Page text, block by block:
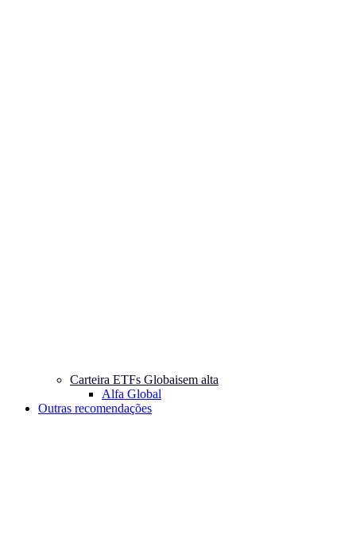
Carteira ETFs Globaisem alta
Alfa Global
Outras recomendações